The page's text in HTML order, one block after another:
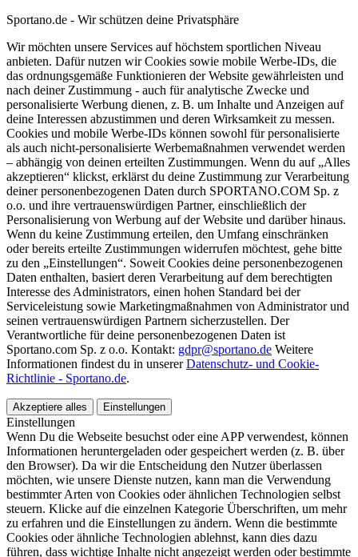
Sportano.de - Wir schützen deine Privatsphäre
Wir möchten unsere Services auf höchstem sportlichen Niveau
anbieten. Dafür nutzen wir Cookies sowie mobile Werbe-IDs, die
das ordnungsgemäße Funktionieren der Website gewährleisten und
nach deiner Zustimmung - auch für analytische Zwecke und
personalisierte Werbung dienen, z. B. um Inhalte und Anzeigen auf
deine Interessen abzustimmen und deren Wirksamkeit zu messen.
Cookies und mobile Werbe-IDs können sowohl für personalisierte
als auch nicht-personalisierte Werbemaßnahmen verwendet werden
– abhängig von deinen erteilten Zustimmungen. Wenn du auf „Alles
akzeptieren“ klickst, erklärst du deine Zustimmung zur Verarbeitung
deiner personenbezogenen Daten durch SPORTANO.COM Sp. z
o.o. und ihre vertrauenswürdigen Partner, einschließlich der
Personalisierung von Werbung auf der Website und darüber hinaus.
Wenn du keine Zustimmung erteilen, den Umfang einschränken
oder bereits erteilte Zustimmungen widerrufen möchtest, gehe bitte
zu den „Einstellungen“. Soweit Cookies deine personenbezogenen
Daten enthalten, basiert deren Verarbeitung auf dem berechtigten
Interesse des Administrators, einen hohen Standard bei der
Serviceleistung sowie Marketingmaßnahmen von Administrator und
seinen vertrauenswürdigen Partnern sicherzustellen. Der
Verantwortliche für deine personenbezogenen Daten ist
Sportano.com Sp. z o.o. Kontakt: gdpr@sportano.de Weitere
Informationen findest du in unsererDatenschutz- und Cookie-
Richtlinie - Sportano.de.
Akzeptiere alles Einstellungen
Einstellungen
Wenn Du die Webseite besuchst oder eine APP verwendest, können
Informationen heruntergeladen oder gespeichert werden (z. B. über
den Browser). Da wir die Entscheidung den Nutzer überlassen
möchten, wie unsere Dienste nutzen, kann man die Verwendung
bestimmter Arten von Cookies oder ähnlichen Technologien selbst
steuern. Klicke auf die einzelnen Kategorie Überschriften, um mehr
zu erfahren und die Einstellungen zu ändern. Wenn die bestimmte
Cookies oder ähnliche Technologien ablehnst, kann dies dazu
führen, dass wichtige Inhalte nicht angezeigt werden oder bestimmte